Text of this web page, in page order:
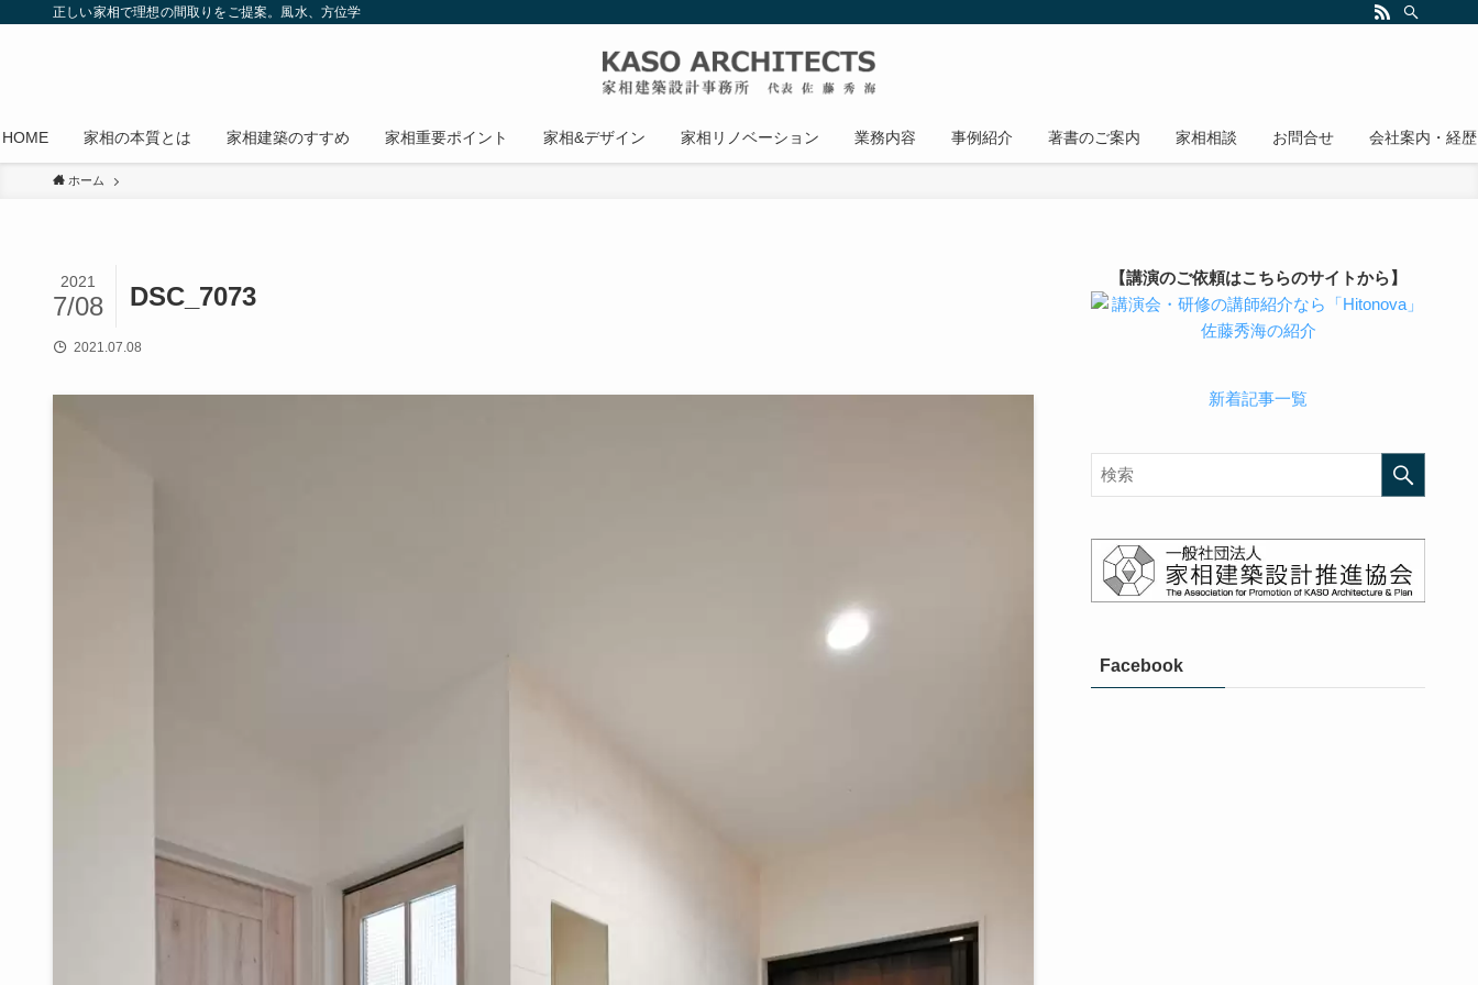
正しい家相で理想の間取りをご提案。風水、方位学
HOME 家相の本質とは 家相建築のすすめ 家相重要ポイント 家相&デザイン 家相リノベーション 業務内容 事例紹介 著書のご案内 家相相談 お問合せ 会社案内・経歴
ホーム
DSC_7073
2021
7/08
2021.07.08
【講演のご依頼はこちらのサイトから】
新着記事一覧
Facebook